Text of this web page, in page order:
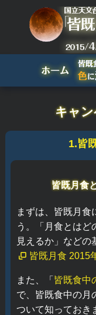
キャン
1.皆
皆既月食
まずは、皆既月食
う。「月食とはど
見えるか」などの
皆既月食 2015
また、「 皆既食中
で、皆既食中の月
ついて知っておき